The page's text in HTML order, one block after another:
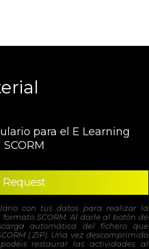
para el E Learning
SCORM
Request
con tus datos para realizar la
SCORM. Al darle al botón de
automática del fichero que
(.ZIP). Una vez descomprimido
restaurar las actividades al